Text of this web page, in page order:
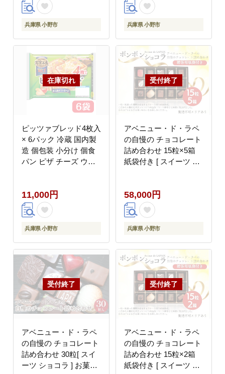
ム チーズ ソース フラ
ンス パン ピザ 石窯工
房 日本ハム
兵庫県 小野市
ンジ調理 温めるだけ 朝
食 昼食 おやつ 夕食 も
ちもち 日本ハム
兵庫県 小野市
ピッツァブレッド4枚入
× 6パック 冷蔵 国内製
造 個包装 小分け 個食
パン ピザ チーズ ウイ
ー 焼くだけ レンジ レ
ンチン レンジ調理 朝食
昼食 おやつ 夕食 石窯
工房 日本ハム
11,000円
兵庫県 小野市
アベニュー・ド・ラペ
の自慢の チョコレート
詰め合わせ 15粒×5箱
紙袋付き [ スイーツ シ
58,000円
兵庫県 小野市
アベニュー・ド・ラペ
の自慢の チョコレート
詰め合わせ 30粒[ スイ
ーツ ショコラ ] お菓子
アベニュー・ド・ラペ
の自慢の チョコレート
詰め合わせ 15粒×2箱
紙袋付き [ スイーツ シ